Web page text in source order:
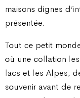
maisons dignes
présentée.
Tout ce petit
où une collation
lacs et les Alpes,
souvenir avant de